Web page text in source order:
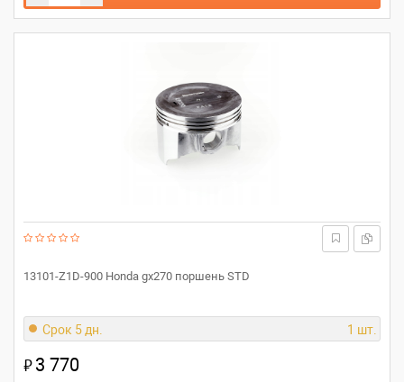
13101-Z1D-900 Honda gx270 поршень STD
Срок 5 дн. 1 шт.
₽3 770